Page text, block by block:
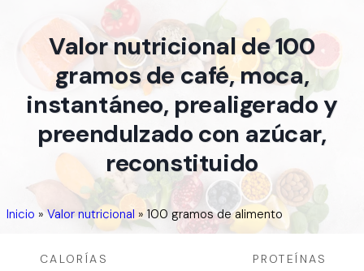
Valor nutricional de 100
gramos de café, moca,
instantáneo, prealigerado y
preendulzado con azúcar,
reconstituido
Inicio »Valor nutricional » 100 gramos de alimento
CALORÍAS PROTEÍNAS